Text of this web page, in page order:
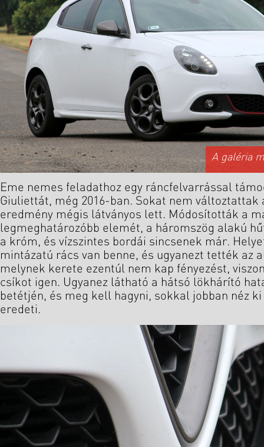
A galéria
Eme nemes feladathoz egy ráncfelvarrással
Giuliettát, még 2016-ban. Sokat nem változtattak
eredmény mégis látványos lett. Módosították a
legmeghatározóbb elemét, a háromszög alakú
a króm, és vízszintes bordái sincsenek már.
mintázatú rács van benne, és ugyanezt tették az
melynek kerete ezentúl nem kap fényezést,
csíkot igen. Ugyanez látható a hátsó lökhárító
betétjén, és meg kell hagyni, sokkal jobban néz
eredeti.